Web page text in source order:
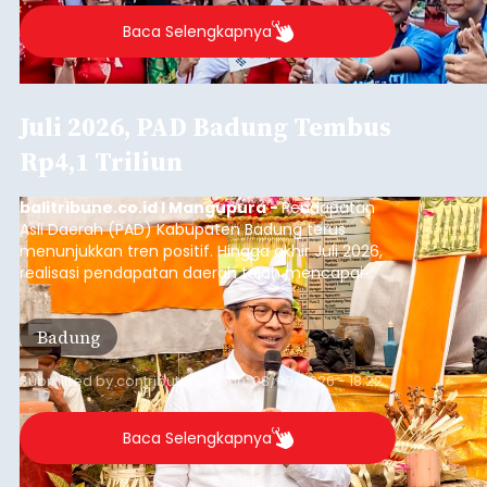
Baca Selengkapnya
Juli 2026, PAD Badung Tembus
Rp4,1 Triliun
balitribune.co.id I Mangupura -Pendapatan
Asli Daerah (PAD) Kabupaten Badung terus
menunjukkan tren positif. Hingga akhir Juli 2026,
realisasi pendapatan daerah telah mencapai
Rp4,1 triliun atau rata-rata sekitar Rp730 miliar
per bulan, meningkat signifikan dibandingkan
rata-rata penerimaan sebelumnya yang berkisar
Rp350 miliar hingga Rp400 miliar per bulan.
Badung
Submitted bycontributor Sun, 08/09/2026 - 18:22
Baca Selengkapnya